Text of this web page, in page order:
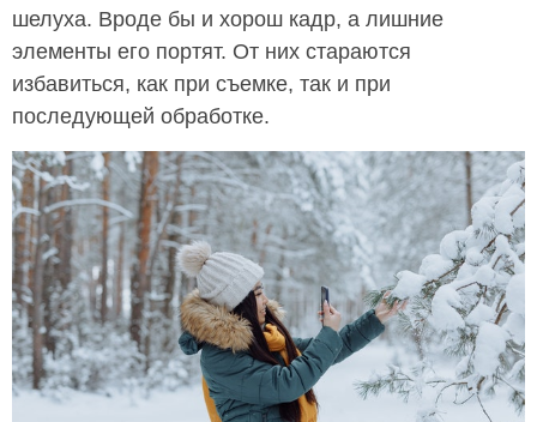
шелуха. Вроде бы и хорош кадр, а лишние
элементы его портят. От них стараются
избавиться, как при съемке, так и при
последующей обработке.